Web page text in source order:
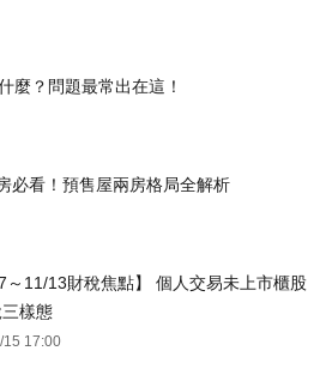
麼？問題最常出在這！
必看！預售屋兩房格局全解析
～11/13財稅焦點】 個人交易未上市櫃股
樣態
15 17:00